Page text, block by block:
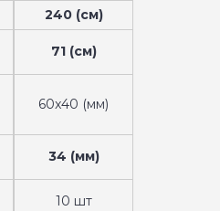
240 (см)
71 (см)
60x40 (мм)
34 (мм)
10 шт